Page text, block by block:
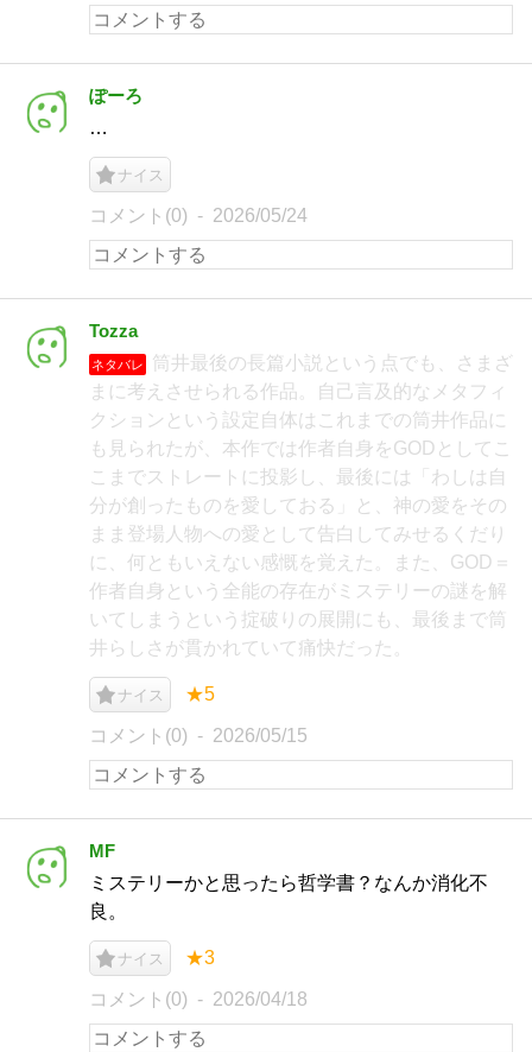
ぽーろ
…
ナイス
コメント(0) 2026/05/24
Tozza
ネタバレ
筒井最後の長篇小説という点でも、さまざ
まに考えさせられる作品。自己言及的なメタフィ
クションという設定自体はこれまでの筒井作品に
も見られたが、本作では作者自身をGODとしてこ
こまでストレートに投影し、最後には「わしは自
分が創ったものを愛しておる」と、神の愛をその
まま登場人物への愛として告白してみせるくだり
に、何ともいえない感慨を覚えた。また、GOD＝
作者自身という全能の存在がミステリーの謎を解
いてしまうという掟破りの展開にも、最後まで筒
井らしさが貫かれていて痛快だった。
ナイス ★5
コメント(0) 2026/05/15
MF
ミステリーかと思ったら哲学書？なんか消化不
良。
ナイス ★3
コメント(0) 2026/04/18